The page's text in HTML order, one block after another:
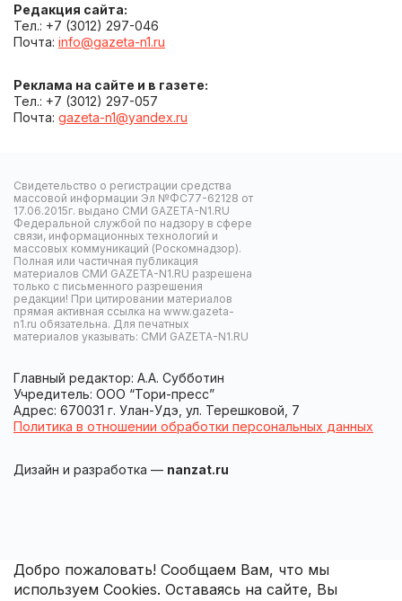
Редакция сайта:
Тел.: +7 (3012) 297-046
Почта: info@gazeta-n1.ru
Реклама на сайте и в газете:
Тел.: +7 (3012) 297-057
Почта: gazeta-n1@yandex.ru
Свидетельство о регистрации средства
массовой информации Эл №ФС77-62128 от
17.06.2015г. выдано СМИ GAZETA-N1.RU
Федеральной службой по надзору в сфере
связи, информационных технологий и
массовых коммуникаций (Роскомнадзор).
Полная или частичная публикация
материалов СМИ GAZETA-N1.RU разрешена
только с письменного разрешения
редакции! При цитировании материалов
прямая активная ссылка на www.gazeta-
n1.ru обязательна. Для печатных
материалов указывать: СМИ GAZETA-N1.RU
Главный редактор: А.А. Субботин
Учредитель: ООО “Тори-пресс”
Адрес: 670031 г. Улан-Удэ, ул. Терешковой, 7
Политика в отношении обработки персональных данных
Дизайн и разработка — nanzat.ru
Добро пожаловать! Сообщаем Вам, что мы
используем Cookies. Оставаясь на сайте, Вы